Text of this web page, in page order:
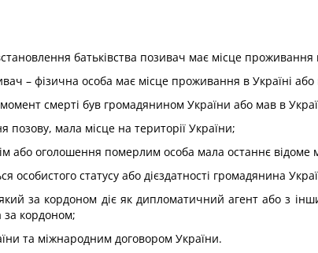
батьківства позивач має місце проживання
– фізична особа має місце проживання в Україні
смерті був громадянином України або мав в
позову, мала місце на території України;
або оголошення померлим особа мала останнє відоме
статусу або дієздатності громадянина
за кордоном діє як дипломатичний агент або з
за кордоном;
та міжнародним договором України.